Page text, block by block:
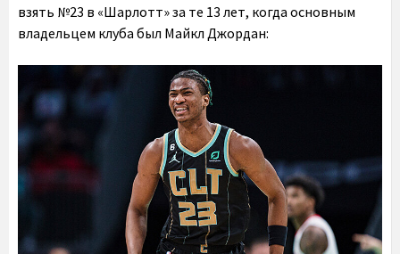
взять №23 в «Шарлотт» за те 13 лет, когда основным
владельцем клуба был Майкл Джордан: